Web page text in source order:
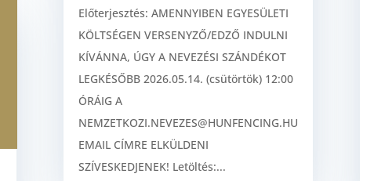
Előterjesztés: AMENNYIBEN EGYESÜLETI
KÖLTSÉGEN VERSENYZŐ/EDZŐ INDULNI
KÍVÁNNA, ÚGY A NEVEZÉSI SZÁNDÉKOT
LEGKÉSŐBB 2026.05.14. (csütörtök) 12:00
ÓRÁIG A
NEMZETKOZI.NEVEZES@HUNFENCING.HU
EMAIL CÍMRE ELKÜLDENI
SZÍVESKEDJENEK! Letöltés:...